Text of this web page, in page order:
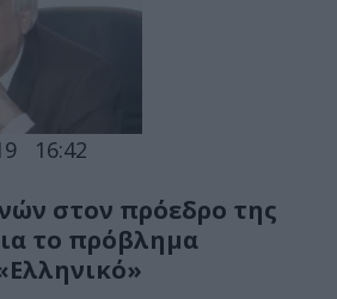
16:42
στον πρόεδρο της
το πρόβλημα